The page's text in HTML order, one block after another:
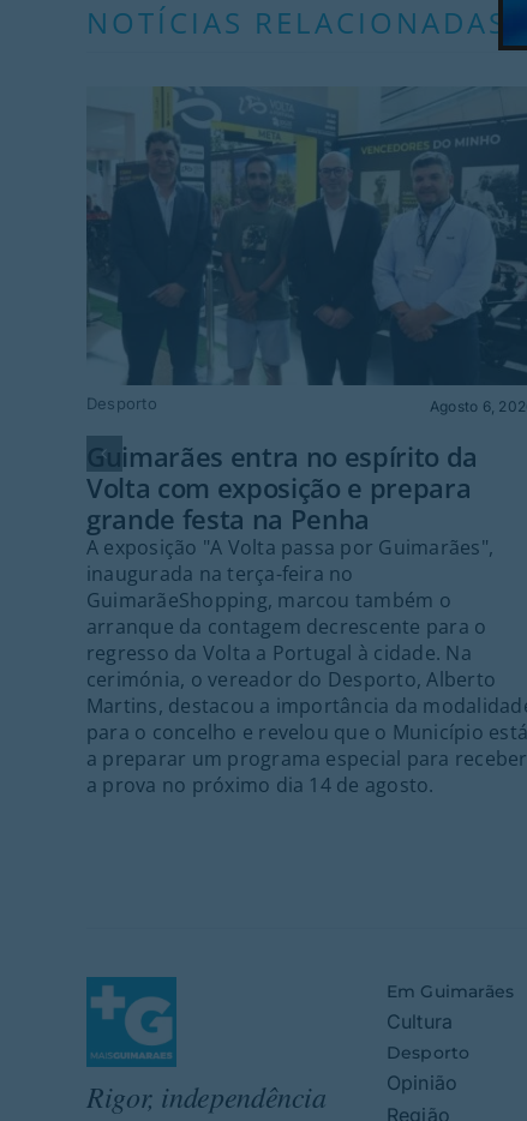
NOTÍCIAS RELACIONADAS
Desporto Agosto 6,
Guimarães entra no espírito da
Volta com exposição e prepara
grande festa na Penha
A exposição "A Volta passa por Guimarães",
inaugurada na terça-feira no
GuimarãeShopping, marcou também o
arranque da contagem decrescente para o
regresso da Volta a Portugal à cidade. Na
cerimónia, o vereador do Desporto, Alberto
Martins, destacou a importância da
para o concelho e revelou que o Município está
a preparar um programa especial para receber
a prova no próximo dia 14 de agosto.
Rigor, independência
Em Guimarães
Cultura
Desporto
Opinião
Região